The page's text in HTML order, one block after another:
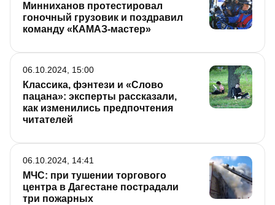
Минниханов протестировал
гоночный грузовик и поздравил
команду «КАМАЗ-мастер»
Классика, фэнтези и «Слово
пацана»: эксперты рассказали,
как изменились предпочтения
читателей
06.10.2024, 15:00
МЧС: при тушении торгового
центра в Дагестане пострадали
три пожарных
06.10.2024, 14:41